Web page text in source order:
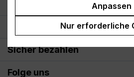
Öffnungszeiten
Sicher bezahlen
Folge uns
Anpassen
Nur erforderliche